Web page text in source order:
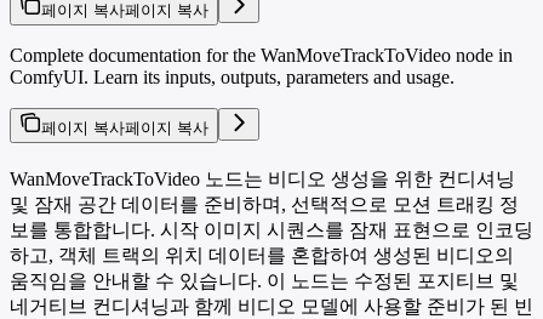
페이지 복사페이지 복사
Complete documentation for the WanMoveTrackToVideo node in
ComfyUI. Learn its inputs, outputs, parameters and usage.
페이지 복사페이지 복사
WanMoveTrackToVideo 노드는 비디오 생성을 위한 컨디셔닝
및 잠재 공간 데이터를 준비하며, 선택적으로 모션 트래킹 정
보를 통합합니다. 시작 이미지 시퀀스를 잠재 표현으로 인코딩
하고, 객체 트랙의 위치 데이터를 혼합하여 생성된 비디오의
움직임을 안내할 수 있습니다. 이 노드는 수정된 포지티브 및
네거티브 컨디셔닝과 함께 비디오 모델에 사용할 준비가 된 빈